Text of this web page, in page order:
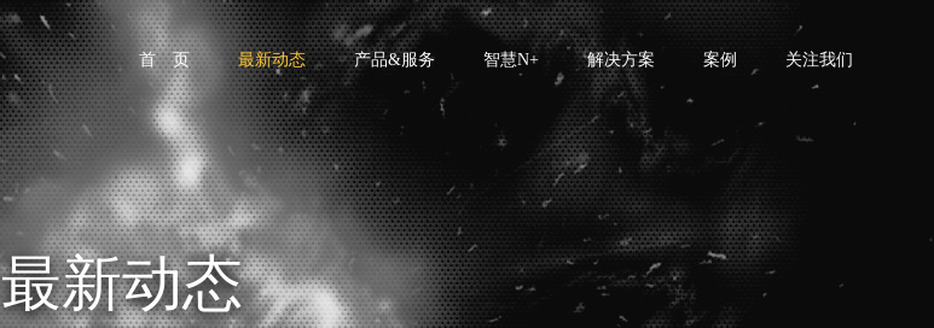
首 页 最新动态 产品&服务 智慧N+ 解决方案 案例 关注我们
最新动态